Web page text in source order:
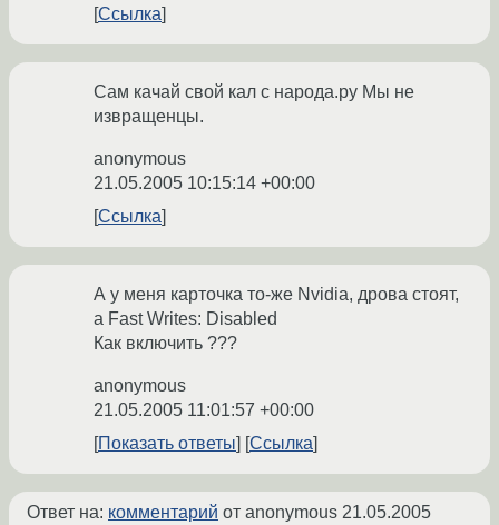
Ссылка
Сам качай свой кал с народа.ру Мы не
извращенцы.
anonymous
21.05.2005 10:15:14 +00:00
Ссылка
А у меня карточка то-же Nvidia, дрова стоят,
а Fast Writes: Disabled
Как включить ???
anonymous
21.05.2005 11:01:57 +00:00
Показать ответы
Ссылка
Ответ на: комментарий от anonymous 21.05.2005